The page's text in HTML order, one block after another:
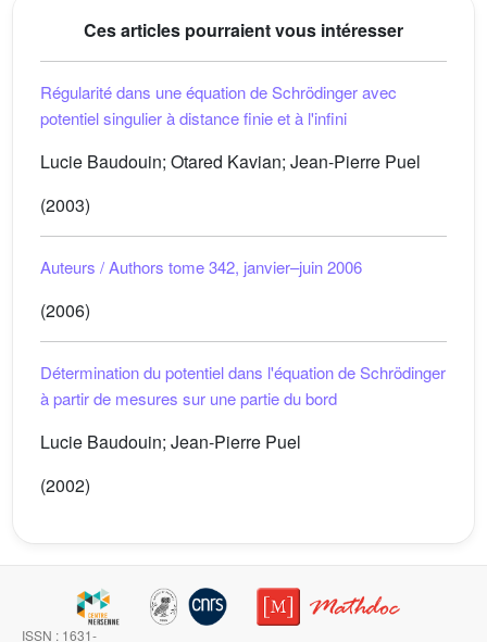
Ces articles pourraient vous intéresser
Régularité dans une équation de Schrödinger avec
potentiel singulier à distance finie et à l'infini
Lucie Baudouin; Otared Kavian; Jean-Pierre Puel
(2003)
Auteurs / Authors tome 342, janvier–juin 2006
(2006)
Détermination du potentiel dans l'équation de Schrödinger
à partir de mesures sur une partie du bord
Lucie Baudouin; Jean-Pierre Puel
(2002)
ISSN : 1631-